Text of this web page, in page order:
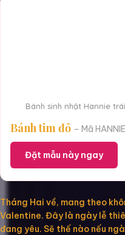
Bánh sinh nhật Hannie
Bánh tim đỏ – Mã
Đặt mẫu này ngay
Tháng Hai về, mang theo
Valentine. Đây là ngày lễ
đang yêu. Sẽ thế nào nếu